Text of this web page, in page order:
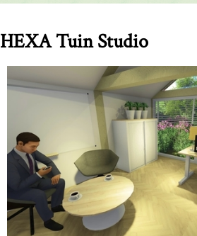
HEXA Tuin Studio